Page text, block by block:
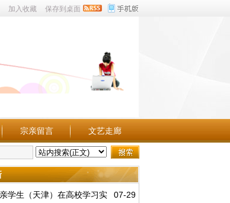
加入收藏 保存到桌面
宗亲留言 文艺走廊
07-29
学生（天津）在高校学习实